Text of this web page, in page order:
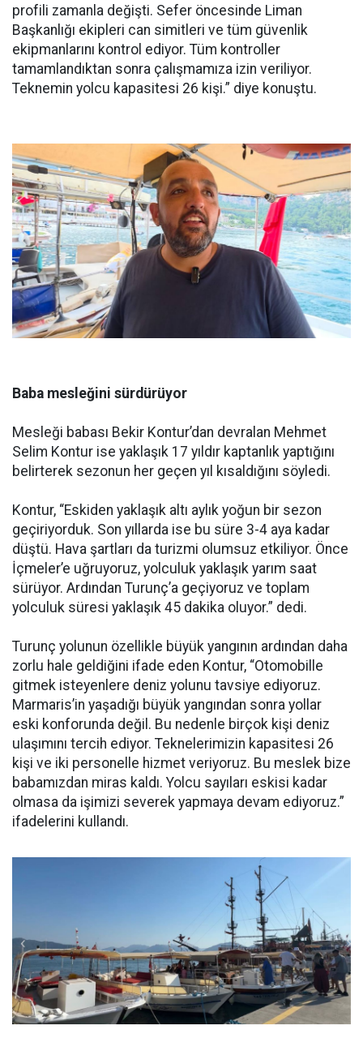
profili zamanla değişti. Sefer öncesinde Liman
Başkanlığı ekipleri can simitleri ve tüm güvenlik
ekipmanlarını kontrol ediyor. Tüm kontroller
tamamlandıktan sonra çalışmamıza izin veriliyor.
Teknemin yolcu kapasitesi 26 kişi.” diye konuştu.
Baba mesleğini sürdürüyor
Mesleği babası Bekir Kontur’dan devralan Mehmet
Selim Kontur ise yaklaşık 17 yıldır kaptanlık yaptığını
belirterek sezonun her geçen yıl kısaldığını söyledi.
Kontur, “Eskiden yaklaşık altı aylık yoğun bir sezon
geçiriyorduk. Son yıllarda ise bu süre 3-4 aya kadar
düştü. Hava şartları da turizmi olumsuz etkiliyor. Önce
İçmeler’e uğruyoruz, yolculuk yaklaşık yarım saat
sürüyor. Ardından Turunç’a geçiyoruz ve toplam
yolculuk süresi yaklaşık 45 dakika oluyor.” dedi.
Turunç yolunun özellikle büyük yangının ardından daha
zorlu hale geldiğini ifade eden Kontur, “Otomobille
gitmek isteyenlere deniz yolunu tavsiye ediyoruz.
Marmaris’in yaşadığı büyük yangından sonra yollar
eski konforunda değil. Bu nedenle birçok kişi deniz
ulaşımını tercih ediyor. Teknelerimizin kapasitesi 26
kişi ve iki personelle hizmet veriyoruz. Bu meslek bize
babamızdan miras kaldı. Yolcu sayıları eskisi kadar
olmasa da işimizi severek yapmaya devam ediyoruz.”
ifadelerini kullandı.